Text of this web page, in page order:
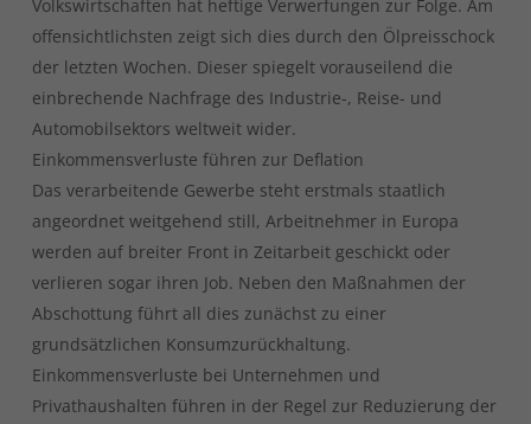
Volkswirtschaften hat heftige Verwerfungen zur Folge. Am
offensichtlichsten zeigt sich dies durch den Ölpreisschock
der letzten Wochen. Dieser spiegelt vorauseilend die
einbrechende Nachfrage des Industrie-, Reise- und
Automobilsektors weltweit wider.
Einkommensverluste führen zur Deflation
Das verarbeitende Gewerbe steht erstmals staatlich
angeordnet weitgehend still, Arbeitnehmer in Europa
werden auf breiter Front in Zeitarbeit geschickt oder
verlieren sogar ihren Job. Neben den Maßnahmen der
Abschottung führt all dies zunächst zu einer
grundsätzlichen Konsumzurückhaltung.
Einkommensverluste bei Unternehmen und
Privathaushalten führen in der Regel zur Reduzierung der